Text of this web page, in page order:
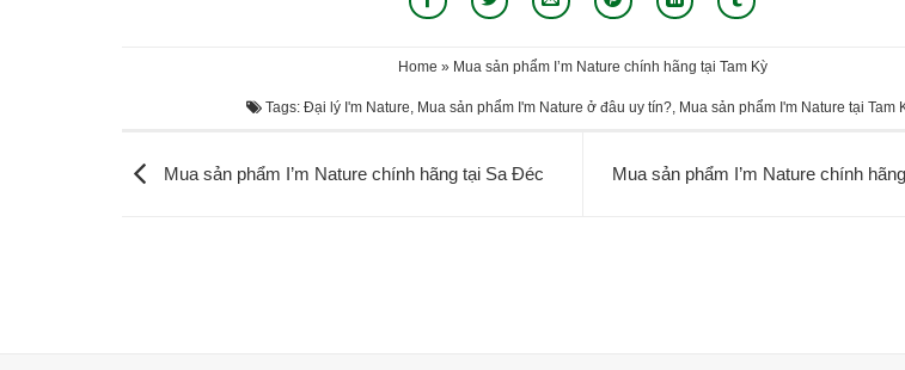
Home » Mua sản phẩm I’m Nature chính hãng tại Tam Kỳ
Tags: Đại lý I'm Nature, Mua sản phẩm I'm Nature ở đâu uy tín?, Mua sản phẩm I'm Nature tại Tam
Mua sản phẩm I’m Nature chính hãng tại Sa Đéc Mua sản phẩm I’m Nature chính